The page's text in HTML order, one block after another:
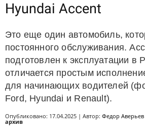
Hyundai Accent
Это еще один автомобиль,
постоянного обслуживания.
подготовлен к эксплуатации в
отличается простым
для начинающих водителей
Ford, Hyundai и Renault).
Опубликовано: 17.04.2025 | Автор: Федор Аверьев
архив